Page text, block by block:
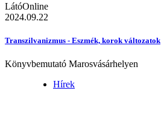
LátóOnline
2024.09.22
Transzilvanizmus - Eszmék, korok változatok
Könyvbemutató Marosvásárhelyen
Hírek